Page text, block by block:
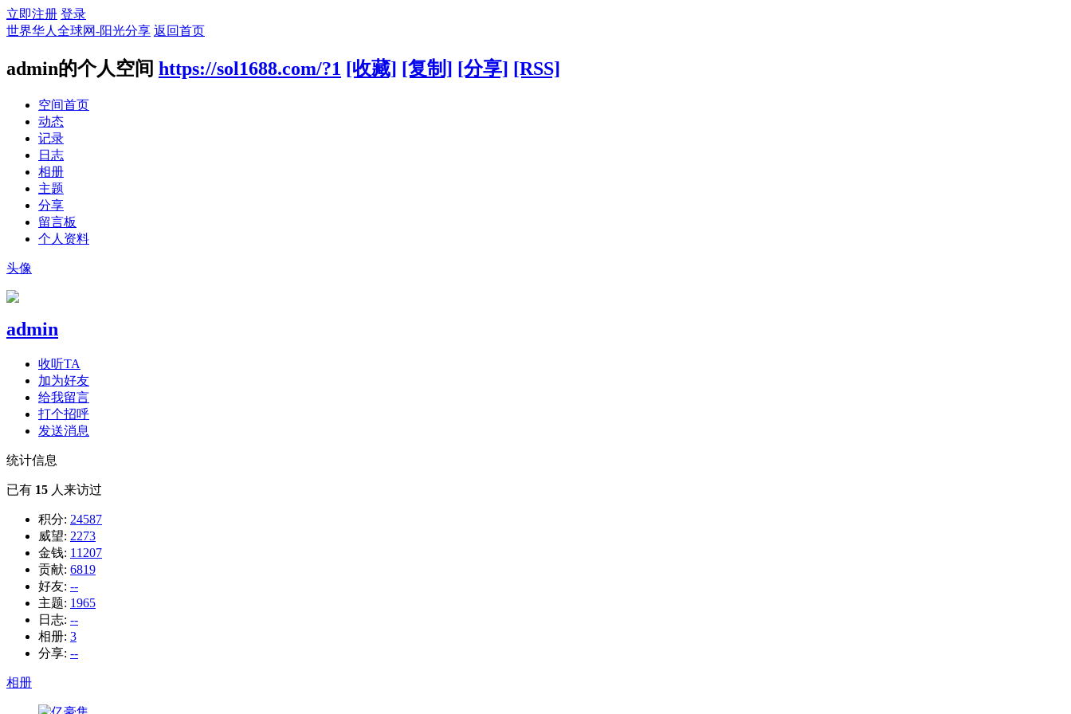
立即注册 登录
世界华人全球网-阳光分享 返回首页
admin的个人空间 https://sol1688.com/?1 [收藏] [复制] [分享] [RSS]
空间首页
动态
记录
日志
相册
主题
分享
留言板
个人资料
头像
admin
收听TA
加为好友
给我留言
打个招呼
发送消息
统计信息
已有 15 人来访过
积分: 24587
威望: 2273
金钱: 11207
贡献: 6819
好友: --
主题: 1965
日志: --
相册: 3
分享: --
相册